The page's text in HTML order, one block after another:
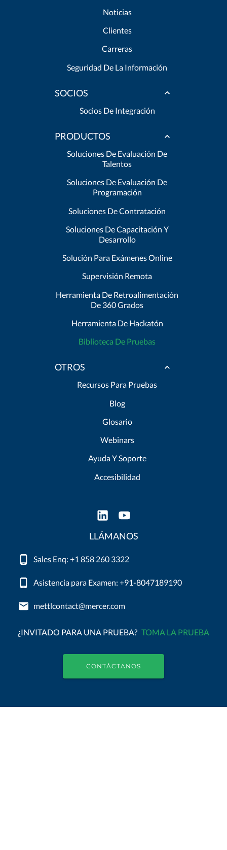
Noticias
Clientes
Carreras
Seguridad De La Información
SOCIOS
Socios De Integración
PRODUCTOS
Soluciones De Evaluación De
Talentos
Soluciones De Evaluación De
Programación
Soluciones De Contratación
Soluciones De Capacitación Y
Desarrollo
Solución Para Exámenes Online
Supervisión Remota
Herramienta De Retroalimentación
De 360 Grados
Herramienta De Hackatón
Biblioteca De Pruebas
OTROS
Recursos Para Pruebas
Blog
Glosario
Webinars
Ayuda Y Soporte
Accesibilidad
LLÁMANOS
Sales Enq: +1 858 260 3322
Asistencia para Examen: +91-8047189190
mettlcontact@mercer.com
¿INVITADO PARA UNA PRUEBA? TOMA LA PRUEBA
CONTÁCTANOS